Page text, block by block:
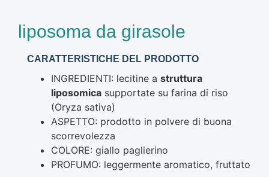
liposoma da girasole
CARATTERISTICHE DEL PRODOTTO
INGREDIENTI: lecitine a struttura
liposomica supportate su farina di riso
(Oryza sativa)
ASPETTO: prodotto in polvere di buona
scorrevolezza
COLORE: giallo paglierino
PROFUMO: leggermente aromatico, fruttato